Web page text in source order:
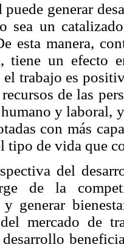
puede generar
sea un
esta manera,
tiene un efecto
trabajo es
de las
y laboral,
con más
tipo de vida que
del
de la
generar
mercado de
desarrollo